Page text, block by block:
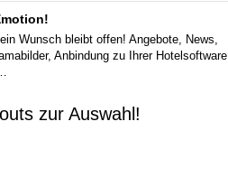
Wunsch bleibt offen! Angebote, News,
Anbindung zu Ihrer Hotelsoftware
zur Auswahl!